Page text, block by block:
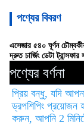
পণ্যের বিবরণ
এসেজার ৫৪০ ঘূর্ণন
দ্রুত চার্জিং ডেটা ট্রান্সফার
পণ্যের বর্ণনা
প্রিয় বন্ধু, যদি
ড্রপশিপিং প্রয়োজন
করুন, আপনি 2